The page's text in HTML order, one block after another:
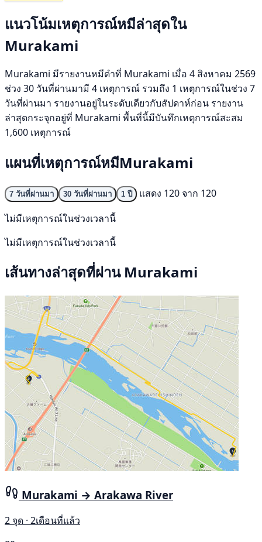
แนวโน้มเหตุการณ์หมีล่าสุดใน
Murakami
Murakami มีรายงานหมีดำที่ Murakami เมื่อ 4 สิงหาคม 2569
ช่วง 30 วันที่ผ่านมามี 4 เหตุการณ์ รวมถึง 1 เหตุการณ์ในช่วง 7
วันที่ผ่านมา รายงานอยู่ในระดับเดียวกับสัปดาห์ก่อน รายงาน
ล่าสุดกระจุกอยู่ที่ Murakami พื้นที่นี้มีบันทึกเหตุการณ์สะสม
1,600 เหตุการณ์
แผนที่เหตุการณ์หมีMurakami
7 วันที่ผ่านมา 30 วันที่ผ่านมา 1 ปี
แสดง 120 จาก 120
ไม่มีเหตุการณ์ในช่วงเวลานี้
ไม่มีเหตุการณ์ในช่วงเวลานี้
เส้นทางล่าสุดที่ผ่าน Murakami
Murakami → Arakawa River
2 จุด · 2เดือนที่แล้ว